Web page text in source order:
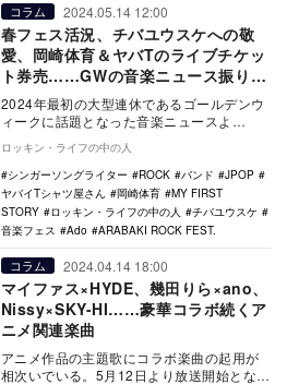
コラム 2024.05.14 12:00
春フェス活況、チバユウスケへの敬
愛、岡崎体育＆ヤバTのライブチケッ
ト券売……GWの音楽ニュース振り返
り
2024年最初の大型連休であるゴールデンウ
ィークに話題となった音楽ニュースよ
り、“春フェス”からは『ARABAKI ROCK
F…
ロッキン・ライフの中の人
シンガーソングライター
ROCK バンド
JPOP
ヤバイTシャツ屋さん
岡崎体育
MY FIRST
STORY
ロッキン・ライフの中の人
チバユウスケ
音楽フェス
Ado ARABAKI ROCK FEST.
コラム 2024.04.14 18:00
マイファス×HYDE、幾田りら×ano、
Nissy×SKY-HI……豪華コラボ続くア
ニメ関連楽曲
アニメ作品の主題歌にコラボ楽曲の起用が
相次いでいる。5月12日より放送開始となる